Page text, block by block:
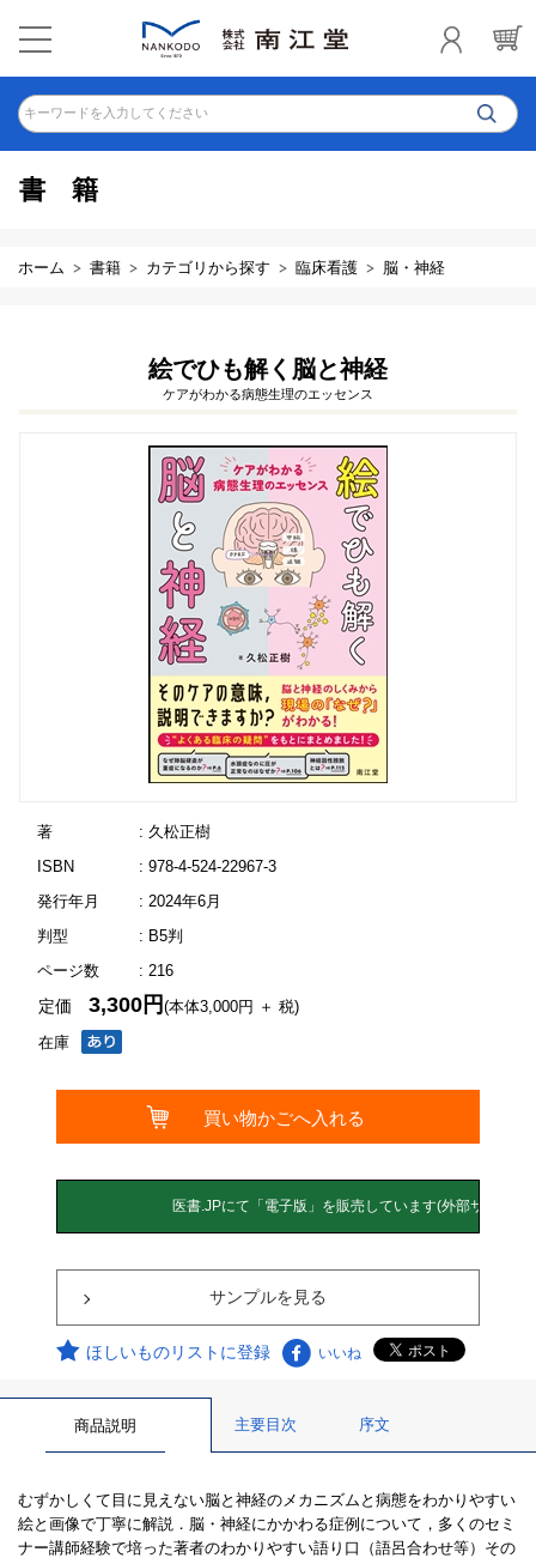
キーワードを入力してください
書籍
ホーム 書籍 カテゴリから探す 臨床看護 脳・神経
絵でひも解く脳と神経
ケアがわかる病態生理のエッセンス
著
: 久松正樹
ISBN
: 978-4-524-22967-3
発行年月
: 2024年6月
判型
: B5判
ページ数
: 216
在庫
定価3,300円(本体3,000円 ＋ 税)
サンプルを見る
ほしいものリストに登録 いいね
商品説明 主要目次 序文
むずかしくて目に見えない脳と神経のメカニズムと病態をわかりやすい
絵と画像で丁寧に解説．脳・神経にかかわる症例について，多くのセミ
ナー講師経験で培った著者のわかりやすい語り口（語呂合わせ等）その